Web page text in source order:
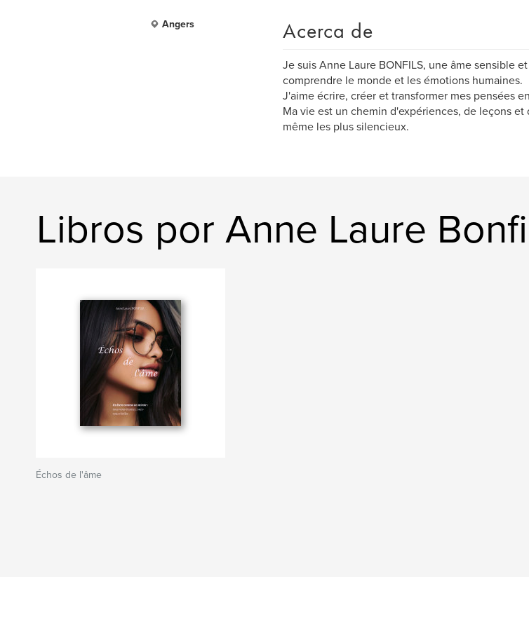
Angers Acerca de
Je suis Anne Laure BONFILS, une âme sensible
comprendre le monde et les émotions humaines.
J'aime écrire, créer et transformer mes pensées
Ma vie est un chemin d'expériences, de leçons
même les plus silencieux.
Libros por Anne Laure
Échos de l'âme